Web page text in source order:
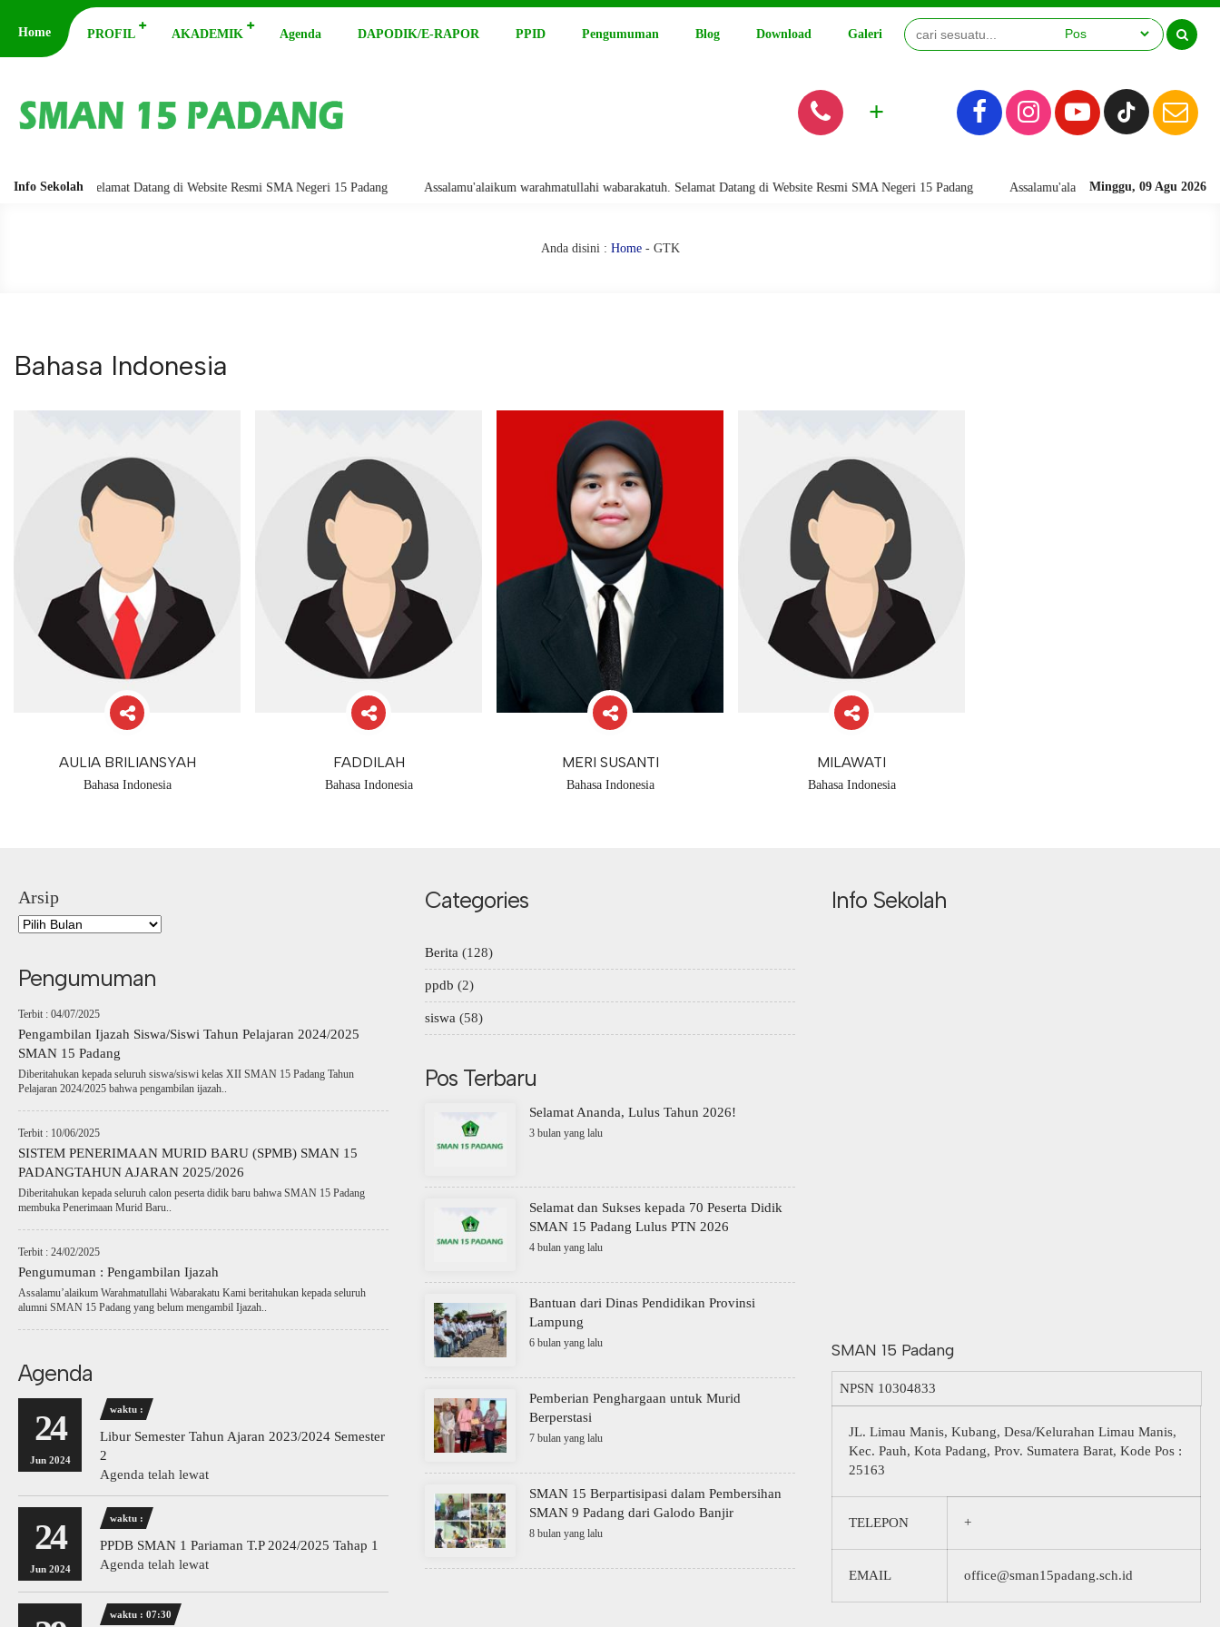
Home PROFIL AKADEMIK Agenda DAPODIK/E-RAPOR PPID Pengumuman Blog Download Galeri Video
+
Info Sekolah Minggu, 09 Agu 2026
Selamat Datang di Website Resmi SMA Negeri 15 Padang Assalamu'alaikum warahmatullahi wabarakatuh. Selamat Datang di Website Resmi SMA Negeri 15 Padang Assalamu'alaikum warahmatullahi
Anda disini : Home- GTK
Bahasa Indonesia
AULIA BRILIANSYAH
Bahasa Indonesia
FADDILAH
Bahasa Indonesia
MERI SUSANTI
Bahasa Indonesia
MILAWATI
Bahasa Indonesia
Arsip
Pengumuman
Terbit : 04/07/2025
Pengambilan Ijazah Siswa/Siswi Tahun Pelajaran 2024/2025
SMAN 15 Padang
Diberitahukan kepada seluruh siswa/siswi kelas XII SMAN 15 Padang Tahun
Pelajaran 2024/2025 bahwa pengambilan ijazah..
Terbit : 10/06/2025
SISTEM PENERIMAAN MURID BARU (SPMB) SMAN 15
PADANGTAHUN AJARAN 2025/2026
Diberitahukan kepada seluruh calon peserta didik baru bahwa SMAN 15 Padang
membuka Penerimaan Murid Baru..
Terbit : 24/02/2025
Pengumuman : Pengambilan Ijazah
Assalamu’alaikum Warahmatullahi Wabarakatu Kami beritahukan kepada seluruh
alumni SMAN 15 Padang yang belum mengambil Ijazah..
Agenda
24
Jun 2024
waktu :
Libur Semester Tahun Ajaran 2023/2024 Semester
2
Agenda telah lewat
24
Jun 2024
waktu :
PPDB SMAN 1 Pariaman T.P 2024/2025 Tahap 1
Agenda telah lewat
waktu : 07:30
Categories
Berita(128)
ppdb (2)
siswa(58)
Pos Terbaru
Selamat Ananda, Lulus Tahun 2026!
3 bulan yang lalu
Selamat dan Sukses kepada 70 Peserta Didik
SMAN 15 Padang Lulus PTN 2026
4 bulan yang lalu
Bantuan dari Dinas Pendidikan Provinsi
Lampung
6 bulan yang lalu
Pemberian Penghargaan untuk Murid
Berperstasi
7 bulan yang lalu
SMAN 15 Berpartisipasi dalam Pembersihan
SMAN 9 Padang dari Galodo Banjir
8 bulan yang lalu
Info Sekolah
SMAN 15 Padang
NPSN 10304833
JL. Limau Manis, Kubang, Desa/Kelurahan Limau Manis,
Kec. Pauh, Kota Padang, Prov. Sumatera Barat, Kode Pos :
25163
TELEPON +
EMAIL office@sman15padang.sch.id